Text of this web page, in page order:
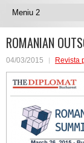
ROMANIAN
04/03/2015 Revista